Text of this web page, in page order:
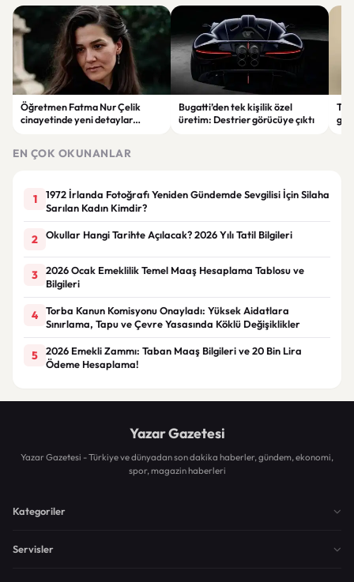
Öğretmen Fatma Nur Çelik
cinayetinde yeni detaylar
Bugatti’den tek kişilik özel
üretim: Destrier görücüye çıktı
EN ÇOK OKUNANLAR
1
1972 İrlanda Fotoğrafı Yeniden Gündemde Sevgilisi İçin Silaha
Sarılan Kadın Kimdir?
2 Okullar Hangi Tarihte Açılacak? 2026 Yılı Tatil Bilgileri
3
2026 Ocak Emeklilik Temel Maaş Hesaplama Tablosu ve
Bilgileri
4
Torba Kanun Komisyonu Onayladı: Yüksek Aidatlara
Sınırlama, Tapu ve Çevre Yasasında Köklü Değişiklikler
5
2026 Emekli Zammı: Taban Maaş Bilgileri ve 20 Bin Lira
Ödeme Hesaplama!
Yazar Gazetesi
Yazar Gazetesi - Türkiye ve dünyadan son dakika haberler, gündem, ekonomi,
spor, magazin haberleri
Kategoriler
Servisler